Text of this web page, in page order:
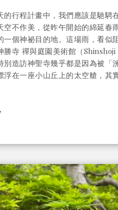
的行程計畫中，我們應該是馳
空不作美，從昨午開始的綿延
一個神祕目的地。這場雨，看似
勝寺 禪與庭園美術館（
造訪神聖寺幾乎都是因為被「
浮在一座小山丘上的太空艙，其